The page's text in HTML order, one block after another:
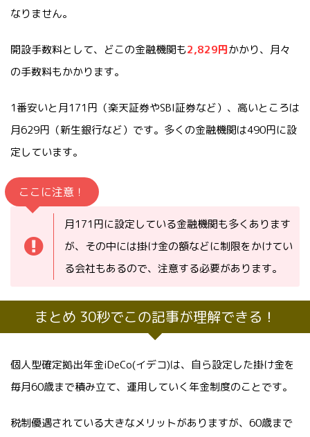
なりません。
開設手数料として、どこの金融機関も2,829円かかり、月々
の手数料もかかります。
1番安いと月171円（楽天証券やSBI証券など）、高いところは
月629円（新生銀行など）です。多くの金融機関は490円に設
定しています。
ここに注意！
月171円に設定している金融機関も多くあります
が、その中には掛け金の額などに制限をかけてい
る会社もあるので、注意する必要があります。
まとめ 30秒でこの記事が理解できる！
個人型確定拠出年金iDeCo(イデコ)は、自ら設定した掛け金を
毎月60歳まで積み立て、運用していく年金制度のことです。
税制優遇されている大きなメリットがありますが、60歳まで